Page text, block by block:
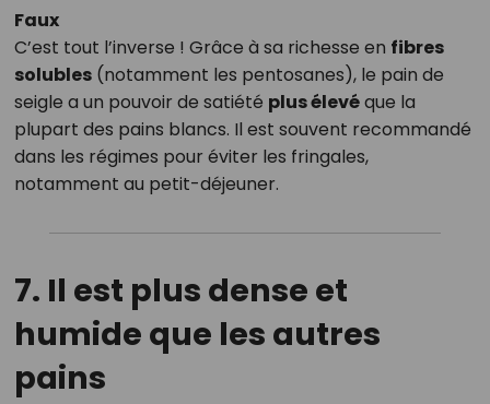
Faux
C’est tout l’inverse ! Grâce à sa richesse en fibres
solubles(notamment les pentosanes), le pain de
seigle a un pouvoir de satiété plus élevéque la
plupart des pains blancs. Il est souvent recommandé
dans les régimes pour éviter les fringales,
notamment au petit-déjeuner.
7. Il est plus dense et
humide que les autres
pains